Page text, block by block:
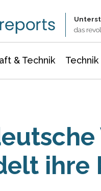
das
& Technik Technik
ihre